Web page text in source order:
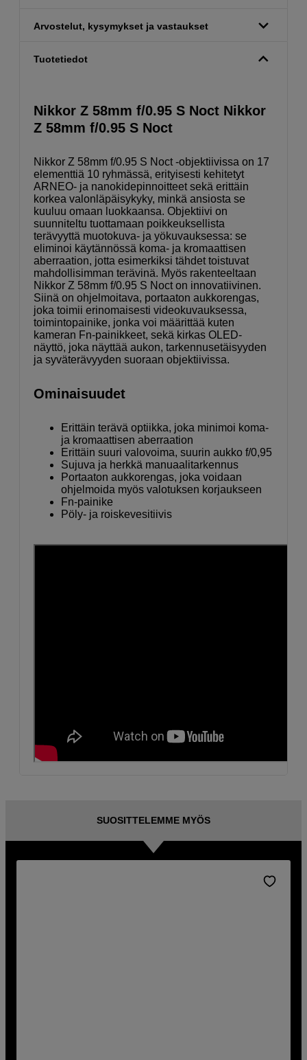
Arvostelut, kysymykset ja vastaukset
Tuotetiedot
Nikkor Z 58mm f/0.95 S Noct Nikkor
Z 58mm f/0.95 S Noct
Nikkor Z 58mm f/0.95 S Noct -objektiivissa on 17
elementtiä 10 ryhmässä, erityisesti kehitetyt
ARNEO- ja nanokidepinnoitteet sekä erittäin
korkea valonläpäisykyky, minkä ansiosta se
kuuluu omaan luokkaansa. Objektiivi on
suunniteltu tuottamaan poikkeuksellista
terävyyttä muotokuva- ja yökuvauksessa: se
eliminoi käytännössä koma- ja kromaattisen
aberraation, jotta esimerkiksi tähdet toistuvat
mahdollisimman terävinä. Myös rakenteeltaan
Nikkor Z 58mm f/0.95 S Noct on innovatiivinen.
Siinä on ohjelmoitava, portaaton aukkorengas,
joka toimii erinomaisesti videokuvauksessa,
toimintopainike, jonka voi määrittää kuten
kameran Fn-painikkeet, sekä kirkas OLED-
näyttö, joka näyttää aukon, tarkennusetäisyyden
ja syväterävyyden suoraan objektiivissa.
Ominaisuudet
Erittäin terävä optiikka, joka minimoi koma-
ja kromaattisen aberraation
Erittäin suuri valovoima, suurin aukko f/0,95
Sujuva ja herkkä manuaalitarkennus
Portaaton aukkorengas, joka voidaan
ohjelmoida myös valotuksen korjaukseen
Fn-painike
Pöly- ja roiskevesitiivis
SUOSITTELEMME MYÖS